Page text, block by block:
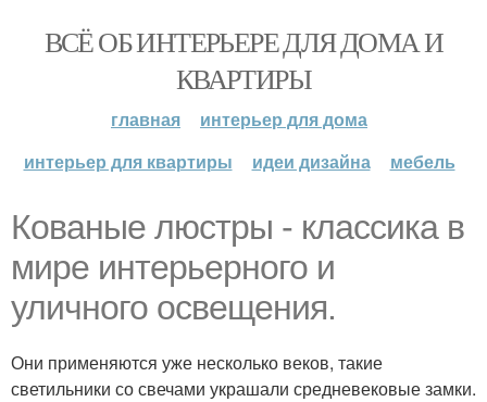
ВСЁ ОБ ИНТЕРЬЕРЕ ДЛЯ ДОМА И
КВАРТИРЫ
главная
интерьер для дома
интерьер для квартиры
идеи дизайна мебель
Кованые люстры - классика в
мире интерьерного и
уличного освещения.
Они применяются уже несколько веков, такие
светильники со свечами украшали средневековые замки.